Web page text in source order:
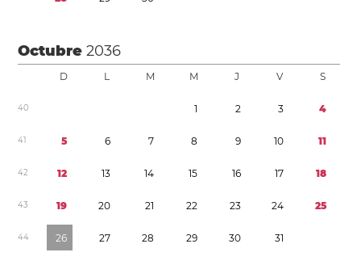
Octubre2036
D L M M J V S
40 1 2 3 4
41 5 6 7 8 9 10 11
42 12 13 14 15 16 17 18
43 19 20 21 22 23 24 25
44 26 27 28 29 30 31